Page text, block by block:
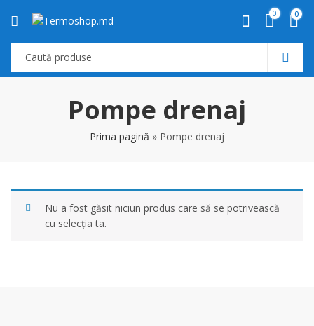
0 0
Pompe drenaj
Prima pagină » Pompe drenaj
Nu a fost găsit niciun produs care să se potrivească
cu selecția ta.